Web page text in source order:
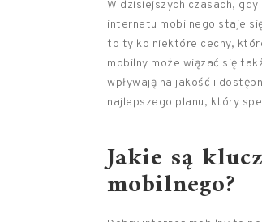
W dzisiejszych czasach,
internetu mobilnego staje
to tylko niektóre cechy,
mobilny może wiązać się
wpływają na jakość i
najlepszego planu, który
Jakie są
mobilnego?